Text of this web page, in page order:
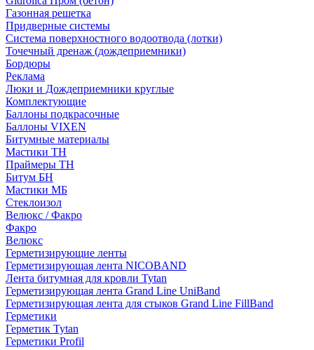
Газонная решетка
Придверные системы
Система поверхностного водоотвода (лотки)
Точечный дренаж (дождеприемники)
Бордюры
Рекламa
Люки и Дождеприемники круглые
Комплектующие
Баллоны подкрасочные
Баллоны VIXEN
Битумные материалы
Мастики ТН
Праймеры ТН
Битум БН
Мастики МБ
Стеклоизол
Велюкс / Факро
Факро
Велюкс
Герметизирующие ленты
Герметизирующая лента NICOBAND
Лента битумная для кровли Tytan
Герметизирующая лента Grand Line UniBand
Герметизирующая лента для стыков Grand Line FillBand
Герметики
Герметик Tytan
Герметики Profil